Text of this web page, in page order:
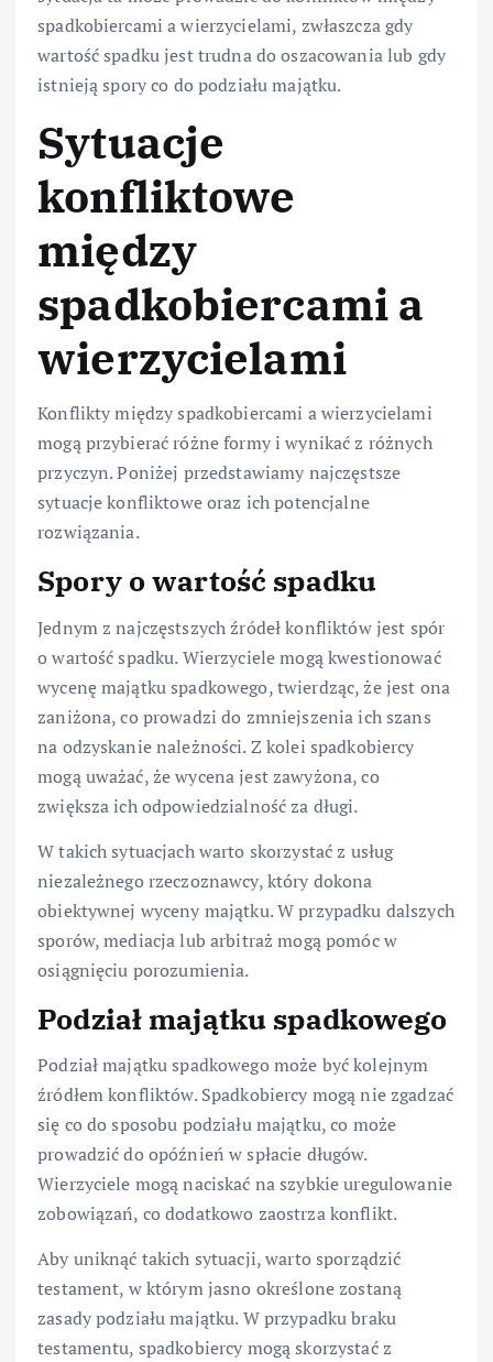
spadkobiercami a wierzycielami, zwłaszcza gdy
wartość spadku jest trudna do oszacowania lub gdy
istnieją spory co do podziału majątku.
Sytuacje
konfliktowe
między
spadkobiercami a
wierzycielami
Konflikty między spadkobiercami a wierzycielami
mogą przybierać różne formy i wynikać z różnych
przyczyn. Poniżej przedstawiamy najczęstsze
sytuacje konfliktowe oraz ich potencjalne
rozwiązania.
Spory o wartość spadku
Jednym z najczęstszych źródeł konfliktów jest spór
o wartość spadku. Wierzyciele mogą kwestionować
wycenę majątku spadkowego, twierdząc, że jest ona
zaniżona, co prowadzi do zmniejszenia ich szans
na odzyskanie należności. Z kolei spadkobiercy
mogą uważać, że wycena jest zawyżona, co
zwiększa ich odpowiedzialność za długi.
W takich sytuacjach warto skorzystać z usług
niezależnego rzeczoznawcy, który dokona
obiektywnej wyceny majątku. W przypadku dalszych
sporów, mediacja lub arbitraż mogą pomóc w
osiągnięciu porozumienia.
Podział majątku spadkowego
Podział majątku spadkowego może być kolejnym
źródłem konfliktów. Spadkobiercy mogą nie zgadzać
się co do sposobu podziału majątku, co może
prowadzić do opóźnień w spłacie długów.
Wierzyciele mogą naciskać na szybkie uregulowanie
zobowiązań, co dodatkowo zaostrza konflikt.
Aby uniknąć takich sytuacji, warto sporządzić
testament, w którym jasno określone zostaną
zasady podziału majątku. W przypadku braku
testamentu, spadkobiercy mogą skorzystać z